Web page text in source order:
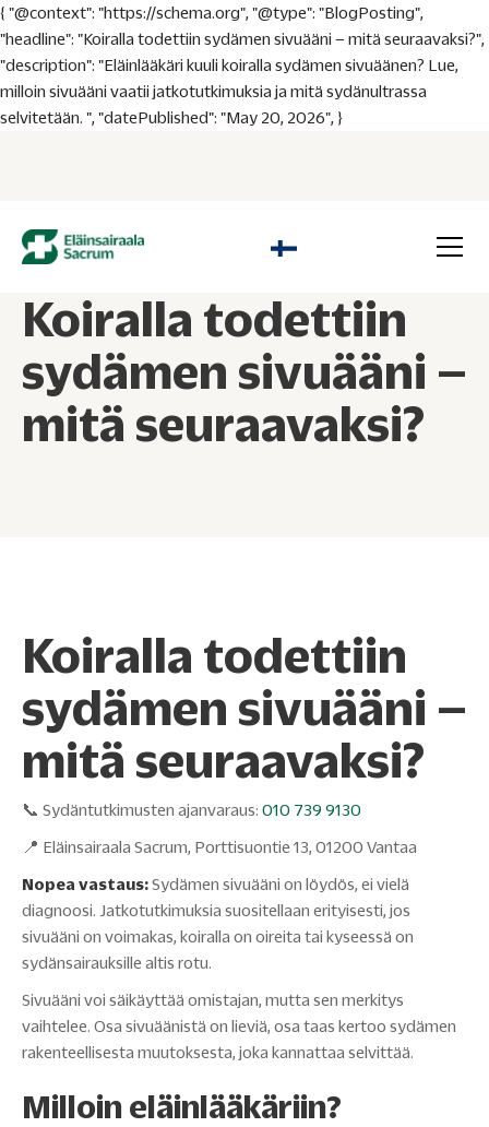
{ "@context": "https://schema.org", "@type": "BlogPosting",
"headline": "Koiralla todettiin sydämen sivuääni – mitä seuraavaksi?",
"description": "Eläinlääkäri kuuli koiralla sydämen sivuäänen? Lue,
milloin sivuääni vaatii jatkotutkimuksia ja mitä sydänultrassa
selvitetään. ", "datePublished": "May 20, 2026", }
Koiralla todettiin
sydämen sivuääni –
mitä seuraavaksi?
Koiralla todettiin
sydämen sivuääni –
mitä seuraavaksi?
📞 Sydäntutkimusten ajanvaraus: 010 739 9130
📍 Eläinsairaala Sacrum, Porttisuontie 13, 01200 Vantaa
Nopea vastaus:Sydämen sivuääni on löydös, ei vielä
diagnoosi. Jatkotutkimuksia suositellaan erityisesti, jos
sivuääni on voimakas, koiralla on oireita tai kyseessä on
sydänsairauksille altis rotu.
Sivuääni voi säikäyttää omistajan, mutta sen merkitys
vaihtelee. Osa sivuäänistä on lieviä, osa taas kertoo sydämen
rakenteellisesta muutoksesta, joka kannattaa selvittää.
Milloin eläinlääkäriin?